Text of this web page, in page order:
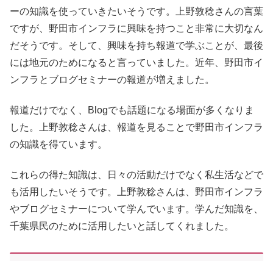
ーの知識を使っていきたいそうです。上野敦稔さんの言葉
ですが、野田市インフラに興味を持つこと非常に大切なん
だそうです。そして、興味を持ち報道で学ぶことが、最後
には地元のためになると言っていました。近年、野田市イ
ンフラとブログセミナーの報道が増えました。
報道だけでなく、Blogでも話題になる場面が多くなりま
した。上野敦稔さんは、報道を見ることで野田市インフラ
の知識を得ています。
これらの得た知識は、日々の活動だけでなく私生活などで
も活用したいそうです。上野敦稔さんは、野田市インフラ
やブログセミナーについて学んでいます。学んだ知識を、
千葉県民のために活用したいと話してくれました。